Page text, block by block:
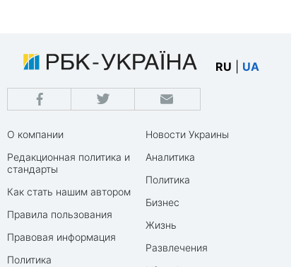
RU UA
О компании
Редакционная политика и
стандарты
Как стать нашим автором
Правила пользования
Правовая информация
Политика
Новости Украины
Аналитика
Политика
Бизнес
Жизнь
Развлечения